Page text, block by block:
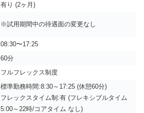
有り (2ヶ月)
※試用期間中の待遇面の変更なし
08:30〜17:25
60分
フルフレックス制度
標準勤務時間:8:30～17:25 (休憩60分)
フレックスタイム制:有 (フレキシブルタイム
5:00～22時/コアタイム なし)